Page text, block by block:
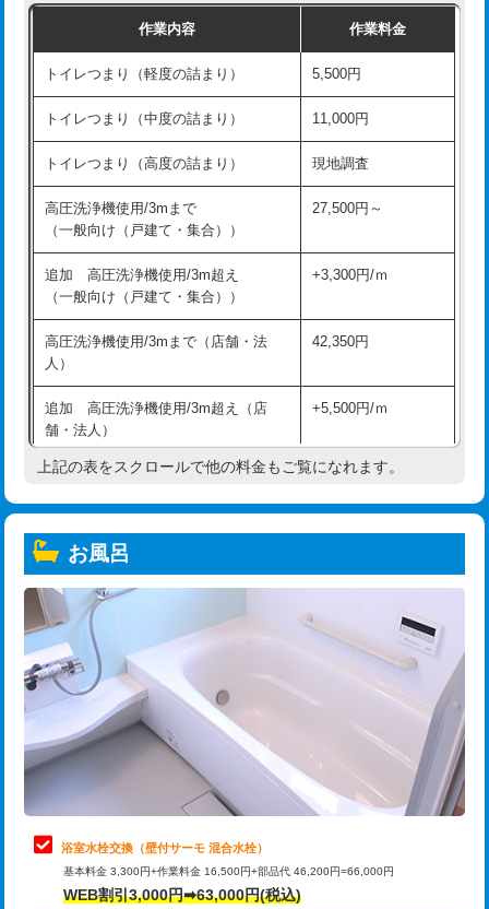
作業内容 作業料金
トイレつまり（軽度の詰まり） 5,500円
トイレつまり（中度の詰まり） 11,000円
トイレつまり（高度の詰まり） 現地調査
高圧洗浄機使用/3mまで
（一般向け（戸建て・集合））
27,500円～
追加 高圧洗浄機使用/3m超え
（一般向け（戸建て・集合））
+3,300円/ｍ
高圧洗浄機使用/3mまで（店舗・法
人）
42,350円
追加 高圧洗浄機使用/3m超え（店
舗・法人）
+5,500円/ｍ
高度高圧洗浄換 現地調査
トーラー機使用/3mまで
追加トーラー機使用/3m超え
カメラ調査 33,000円
桝清掃 8,800円
止水・漏水調査・防水処理・清掃・修
理・調整・分解・加工など（軽作業）
止水・漏水調査・防水処理・清掃・修
理・調整・分解・加工など（中作業）
22,000円
止水・漏水調査・防水処理・清掃・修
理・調整・分解・加工など（重作業）
33,000円
上記の表をスクロールで他の料金もご覧になれます。
お風呂
浴室水栓交換（壁付サーモ 混合水栓）
基本料金 3,300円+作業料金 16,500円+部品代 46,200円=66,000円
WEB割引3,000円➡63,000円(税込)